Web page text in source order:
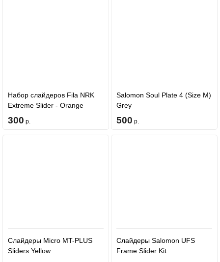
Набор слайдеров Fila NRK
Extreme Slider - Orange
300 р.
Salomon Soul Plate 4 (Size M)
Grey
500 р.
Слайдеры Micro MT-PLUS
Sliders Yellow
Слайдеры Salomon UFS
Frame Slider Kit